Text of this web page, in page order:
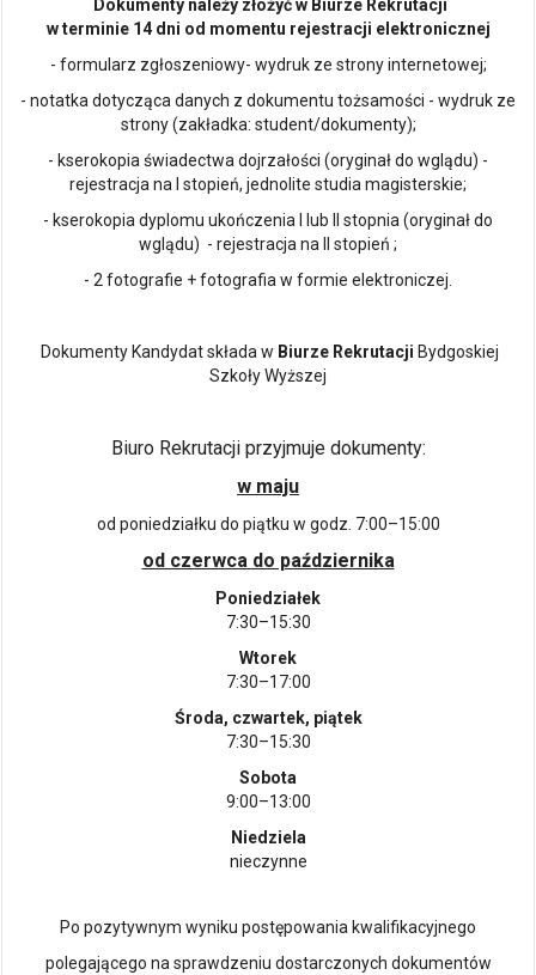
Dokumenty należy złożyć w Biurze Rekrutacji
w terminie 14 dni od momentu rejestracji elektronicznej
- formularz zgłoszeniowy- wydruk ze strony internetowej;
- notatka dotycząca danych z dokumentu tożsamości - wydruk ze
strony (zakładka: student/dokumenty);
- kserokopia świadectwa dojrzałości (oryginał do wglądu) -
rejestracja na I stopień, jednolite studia magisterskie;
- kserokopia dyplomu ukończenia I lub II stopnia (oryginał do
wglądu) - rejestracja na II stopień ;
- 2 fotografie + fotografia w formie elektroniczej.
Dokumenty Kandydat składa w Biurze Rekrutacji Bydgoskiej
Szkoły Wyższej
Biuro Rekrutacji przyjmuje dokumenty:
w maju
od poniedziałku do piątku w godz. 7:00–15:00
od czerwca do października
Poniedziałek
7:30–15:30
Wtorek
7:30–17:00
Środa, czwartek, piątek
7:30–15:30
Sobota
9:00–13:00
Niedziela
nieczynne
Po pozytywnym wyniku postępowania kwalifikacyjnego
polegającego na sprawdzeniu dostarczonych dokumentów